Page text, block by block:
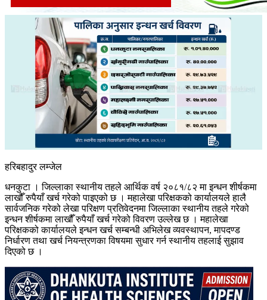
हरिबहादुर लम्जेल
धनकुटा । जिल्लाका स्थानीय तहले आर्थिक वर्ष २०८१/८२ मा इन्धन शीर्षकमा
लाखौँ रुपैयाँ खर्च गरेको पाइएको छ । महालेखा परिक्षकको कार्यालयले हालै
सार्वजनिक गरेको लेखा परिक्षण प्रतिवेदनमा जिल्लाका स्थानीय तहले गरेको
इन्धन शीर्षकमा लाखौँ रुपैयाँ खर्च गरेको विवरण उल्लेख छ । महालेखा
परिक्षकको कार्यालयले इन्धन खर्च सम्बन्धी अभिलेख व्यवस्थापन, मापदण्ड
निर्धारण तथा खर्च नियन्त्रणका विषयमा सुधार गर्न स्थानीय तहलाई सुझाव
दिएको छ ।